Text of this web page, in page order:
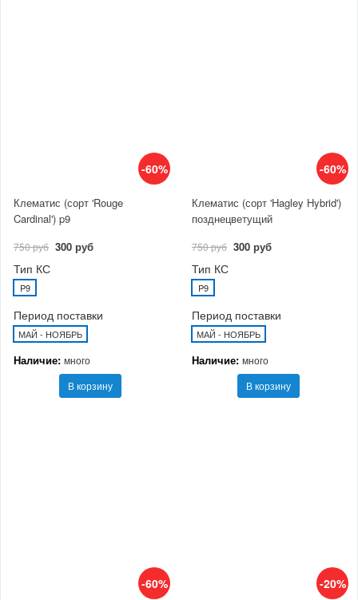
-60%
Клематис (сорт 'Rouge
Cardinal') p9
750 руб 300 руб
Тип КС
P9
Период поставки
МАЙ - НОЯБРЬ
Наличие: много
В корзину
-60%
Клематис (сорт 'Hagley Hybrid')
позднецветущий
750 руб 300 руб
Тип КС
P9
Период поставки
МАЙ - НОЯБРЬ
Наличие: много
В корзину
-60% -20%